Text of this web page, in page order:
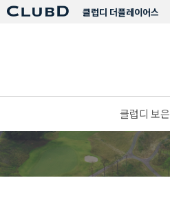
클럽디 더플레이어스
클럽디 보은